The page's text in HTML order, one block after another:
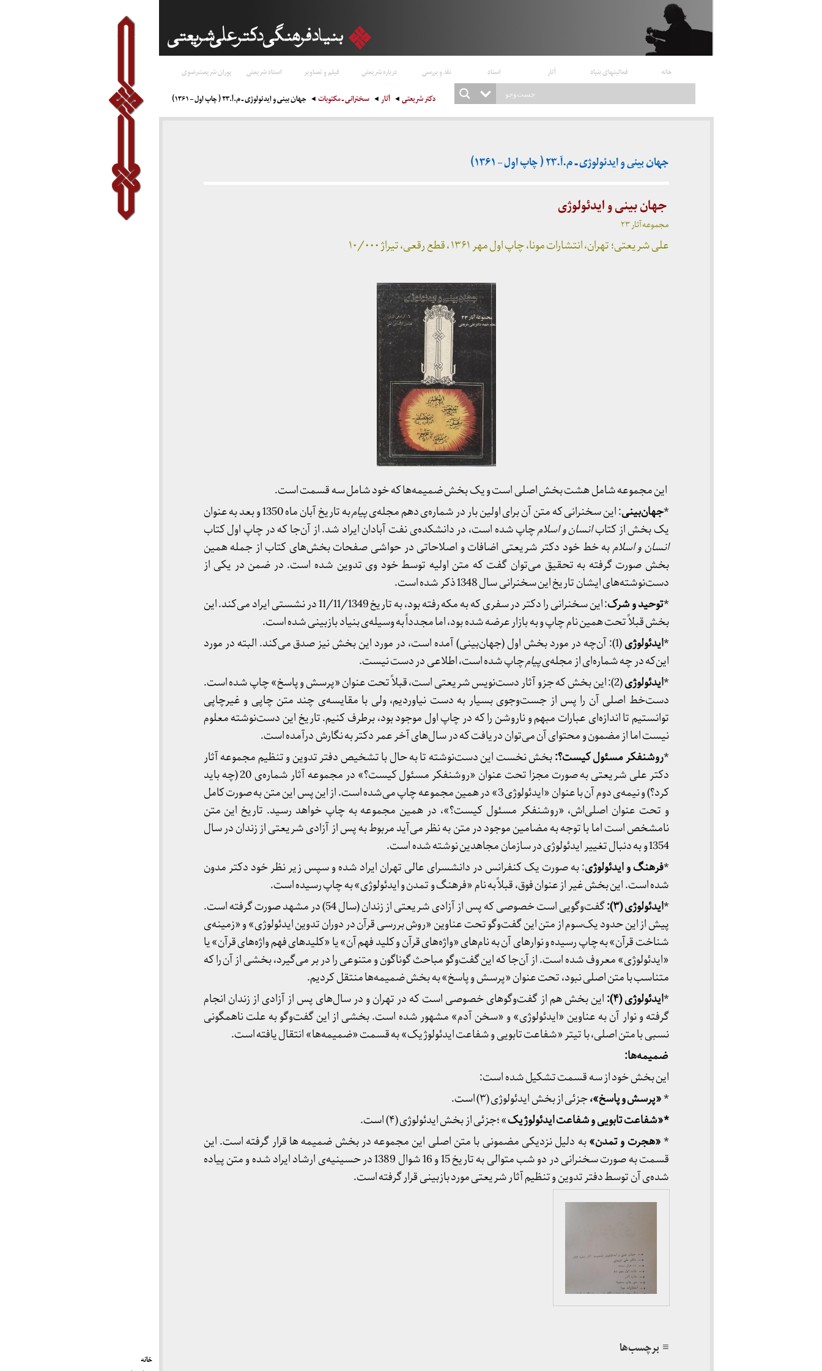
خانه فعالیتهای بنیاد آثار اسناد نقد و بررسی درباره شریعتی فیلم و تصاویر استاد شریعتی پوران شریعت‌رضوی
دکتر شریعتی آثار سخنرانی ـ مکتوبات جهان بینی و ایدئولوژی ـ م.آ.۲۳ ( چاپ اول – ۱۳۶۱)
جهان بینی و ایدئولوژی ـ م.آ.۲۳ ( چاپ اول – ۱۳۶۱)
جهان بینی و ایدئولوژی
مجموعه آثار ۲۳
علی شریعتی؛ تهران، انتشارات مونا، چاپ اول مهر ۱۳۶۱ ، قطع رقعی، تیراژ ۱۰/۰۰۰
این مجموعه‌ شامل هشت بخش اصلی است و یک بخش ضمیمه‌ها که خود شامل سه قسمت است.
*جهان‌بینی: این سخنرانی که متن آن برای اولین بار در شماره‌ی دهم مجله‌یپیام
به تاریخ آبان ماه 1350 و بعد به عنوان
یک بخش از کتابانسان و اسلامچاپ شده است، در دانشکده‌ی نفت آبادان ایراد شد. از آن‌جا که در چاپ اول کتاب
انسان و اسلامبه خط خود دکتر شریعتی اضافات و اصلاحاتی در حواشی صفحات بخش‌های کتاب از جمله همین
بخش صورت گرفته به تحقیق می‌توان گفت که متن اولیه توسط خود وی تدوین شده است. در ضمن در یکی از
دست‌نوشته‌های ایشان تاریخ این سخنرانی سال 1348 ذکر شده است.
*توحید و شرک
: این سخنرانی را دکتر در سفری که به مکه رفته بود، به تاریخ 11/11/1349 در نشستی ایراد می‌کند. این
بخش قبلاً تحت همین نام چاپ و به بازار عرضه شده بود، اما مجدداً به وسیله‌ی بنیاد بازبینی شده است.
*ایدئولوژی (1): آن‌چه در مورد بخش اول (جهان‌بینی) آمده است، در مورد این بخش نیز صدق می‌کند. البته در مورد
این‌که در چه شماره‌ای از مجله‌یپیامچاپ شده است، اطلاعی در دست نیست.
*ایدئولوژی
(2): این بخش که جزو آثار دست‌نویس شریعتی است، قبلاً تحت عنوان «پرسش و پاسخ» چاپ شده است.
دست‌خط اصلی آن را پس از جست‌وجوی بسیار به دست نیاوردیم، ولی با مقایسه‌ی چند متن چاپی و غیرچاپی
توانستیم تا اندازه‌ای عبارات مبهم و ناروشن را که در چاپ اول موجود بود، برطرف کنیم. تاریخ این دست‌نوشته معلوم
نیست اما از مضمون و محتوای آن می‌توان دریافت که در سال‌های آخر عمر دکتر به نگارش درآمده است.
*روشنفکر مسئول کیست؟:بخش نخست این دست‌نوشته تا به حال با تشخیص دفتر تدوین و تنظیم مجموعه آثار
دکتر علی شریعتی به صورت مجزا تحت عنوان «روشنفکر مسئول کیست؟» در مجموعه آثار شماره‌ی 20 (چه باید
کرد؟) و نیمه‌ی دوم آن با عنوان «ایدئولوژی 3» در همین مجموعه چاپ می‌شده است. از این پس این متن به صورت کامل
و تحت عنوان اصلی‌اش، «روشنفکر مسئول کیست؟»، در همین مجموعه به چاپ خواهد رسید. تاریخ این متن
نامشخص است اما با توجه به مضامین موجود در متن به نظر می‌آید مربوط به پس از آزادی شریعتی از زندان در سال
1354 و به دنبال تغییر ایدئولوژی در سازمان مجاهدین نوشته شده است.
*فرهنگ و ایدئولوژی: به صورت یک کنفرانس در دانشسرای عالی تهران ایراد شده و سپس زیر نظر خود دکتر مدون
شده است. این بخش غیر از عنوان فوق، قبلاً به نام «فرهنگ و تمدن و ایدئولوژی» به چاپ رسیده است.
*ایدئولوژی (۳):
گفت‌وگویی است خصوصی که پس از آزادی شریعتی از زندان (سال 54) در مشهد صورت گرفته است.
پیش از این حدود یک‌سوم از متن این گفت‌وگو تحت عناوین «روش بررسی قرآن در دوران تدوین ایدئولوژی» و «زمینه‌ی
شناخت قرآن» به چاپ رسیده و نوارهای آن به نام‌های «واژه‌های قرآن و کلید فهم آن» یا «کليدهای فهم واژه‌های قرآن» یا
«ایدئولوژی» معروف شده است. از آن‌جا که این گفت‌وگو مباحث گوناگون و متنوعی را در بر می‌گیرد، بخشی از آن را که
متناسب با متن اصلی نبود، تحت عنوان «پرسش و پاسخ» به بخش ضمیمه‌ها منتقل کردیم.
*ایدئولوژی (۴):
این بخش هم از گفت‌وگوهای خصوصی است که در تهران و در سال‌های پس از آزادی از زندان انجام
گرفته و نوار آن به عناوين «ایدئولوژی» و «سخن آدم» مشهور شده است. بخشی از این گفت‌وگو به علت ناهمگونی
نسبی با متن اصلی، با تیتر «شفاعت تابویی و شفاعت ایدئولوژیک» به قسمت «ضمیمه‌ها» انتقال یافته است.
ضمیمه‌ها:
این بخش خود از سه قسمت تشکیل شده است:
*«پرسش و پاسخ»،جزئی از بخش ایدئولوژی (۳) است.
*«شفاعت تابویی و شفاعت ایدئولوژیک» ؛جزئی از بخش ایدئولوژی (۴) است.
*«هجرت و تمدن»به دلیل نزدیکی مضمونی با متن اصلی این مجموعه در بخش ضمیمه ها قرار گرفته است. این
قسمت به صورت سخنرانی در دو شب متوالی به تاریخ 15 و 16 شوال 1389 در حسینیه‌ی ارشاد ایراد شده و متن پیاده
شده‌ی آن توسط دفتر تدوین و تنظیم آثار شریعتی مورد بازبینی قرار گرفته است.
≡ برچسب‌ها
خانه